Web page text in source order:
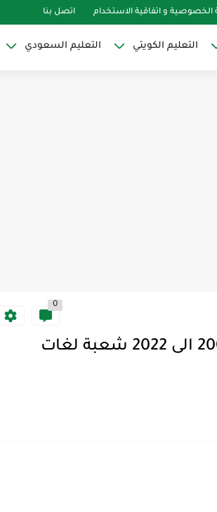
و اتفاقية الاستخدام اتصل بنا
التعليم الكويتي التعليم السعودي
0
تحميل مواضيع بكالوريا مادة اللغة الفرنسية من 2008 الى 2022 شعبة لغات